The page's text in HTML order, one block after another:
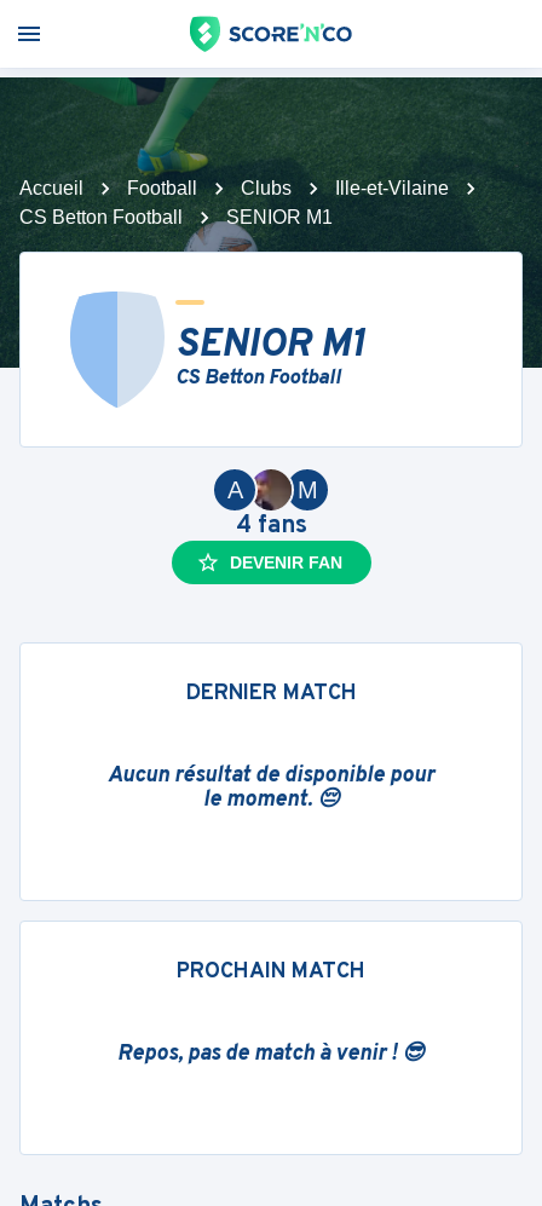
Accueil Football Clubs
Ille-et-Vilaine
CS Betton Football
SENIOR M1
SENIOR M1
CS Betton Football
M
A
4 fans
DEVENIR FAN
DERNIER MATCH
Aucun résultat de disponible pour
le moment. 😔
PROCHAIN MATCH
Repos, pas de match à venir ! 😎